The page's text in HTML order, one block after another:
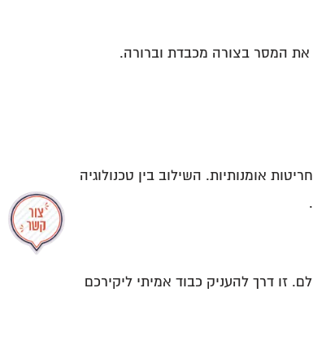
את המסר בצורה מכבדת וברורה.
אומנותיות. השילוב בין טכנולוגיה
דרך להעניק כבוד אמיתי ליקירכם